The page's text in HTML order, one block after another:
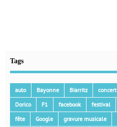
Tags
auto Bayonne Biarritz concert
Dorico
F1 facebook festival
fête
Google gravure musicale